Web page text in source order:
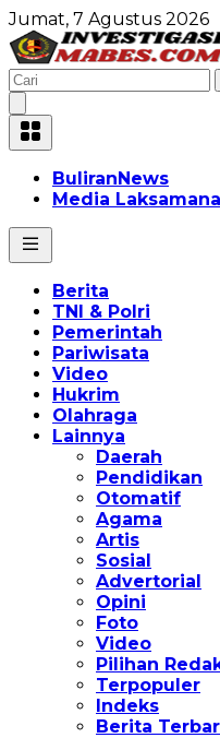
Jumat, 7 Agustus 2026
BuliranNews
Media Laksamana
Berita
TNI & Polri
Pemerintah
Pariwisata
Video
Hukrim
Olahraga
Lainnya
Daerah
Pendidikan
Otomatif
Agama
Artis
Sosial
Advertorial
Opini
Foto
Video
Pilihan
Terpopuler
Indeks
Berita